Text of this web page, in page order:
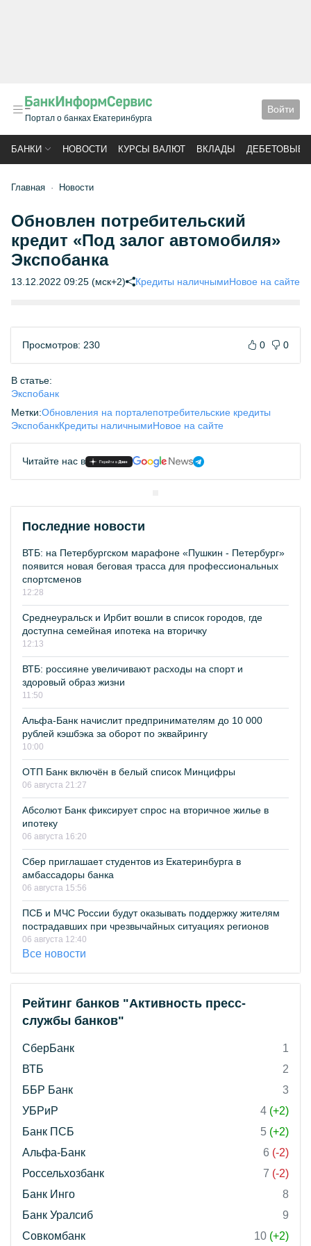
Портал о банках Екатеринбурга
Войти
БАНКИ НОВОСТИ КУРСЫ ВАЛЮТ ВКЛАДЫ ДЕБЕТОВЫЕ
Главная Новости
Обновлен потребительский
кредит «Под залог автомобиля»
Экспобанка
13.12.2022 09:25 (мск+2) Кредиты наличнымиНовое на сайте
Просмотров: 230 0 0
В статье:
Экспобанк
Метки:Обновления на порталепотребительские кредиты
ЭкспобанкКредиты наличнымиНовое на сайте
Читайте нас в
Последние новости
ВТБ: на Петербургском марафоне «Пушкин - Петербург»
появится новая беговая трасса для профессиональных
спортсменов
12:28
Среднеуральск и Ирбит вошли в список городов, где
доступна семейная ипотека на вторичку
12:13
ВТБ: россияне увеличивают расходы на спорт и
здоровый образ жизни
11:50
Альфа-Банк начислит предпринимателям до 10 000
рублей кэшбэка за оборот по эквайрингу
10:00
ОТП Банк включён в белый список Минцифры
06 августа 21:27
Абсолют Банк фиксирует спрос на вторичное жилье в
ипотеку
06 августа 16:20
Сбер приглашает студентов из Екатеринбурга в
амбассадоры банка
06 августа 15:56
ПСБ и МЧС России будут оказывать поддержку жителям
пострадавших при чрезвычайных ситуациях регионов
06 августа 12:40
Все новости
Рейтинг банков "Активность пресс-
службы банков"
СберБанк
1
ВТБ
2
ББР Банк
3
УБРиР
4 (+2)
Банк ПСБ
5 (+2)
Альфа-Банк
6 (-2)
Россельхозбанк
7 (-2)
Банк Инго
8
Банк Уралсиб
9
Совкомбанк
10 (+2)